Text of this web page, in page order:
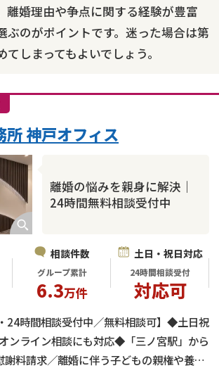
離婚理由や争点に関する経験が豊富
ぶのがポイントです。迷った場合は第
しまってもよいでしょう。
離婚の悩みを親身に解決｜
24時間無料相談受付中
所 神戸オフィス
相談件数
グループ累計
6.3万件
土日・祝日対応
24時間相談受付
対応可
24時間相談受付中／無料相談可】◆土日祝
ンライン相談にも対応◆「三ノ宮駅」から
料請求／離婚に伴う子どもの親権や養育